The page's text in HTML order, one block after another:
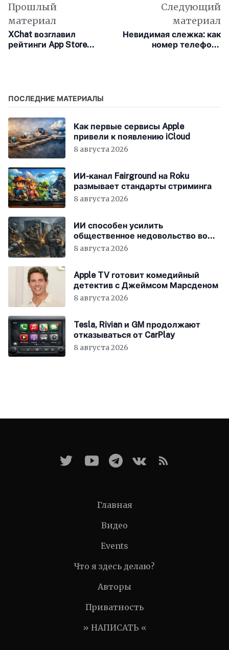
Прошлый
материал
XChat возглавил
рейтинги App Store
Следующий
материал
Невидимая слежка: как
номер телефона
ПОСЛЕДНИЕ МАТЕРИАЛЫ
Как первые сервисы Apple
привели к появлению iCloud
8 августа 2026
ИИ-канал Fairground на Roku
размывает стандарты стриминга
8 августа 2026
ИИ способен усилить
общественное недовольство во
всём мире
8 августа 2026
Apple TV готовит комедийный
детектив с Джеймсом Марсденом
8 августа 2026
Tesla, Rivian и GM продолжают
отказываться от CarPlay
8 августа 2026
Главная
Видео
Events
Что я здесь делаю?
Авторы
Приватность
» НАПИСАТЬ «